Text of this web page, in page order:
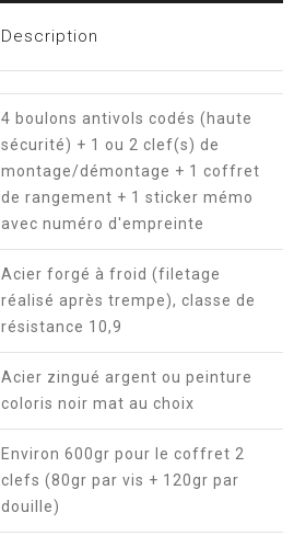
Description
4 boulons antivols codés (haute
sécurité) + 1 ou 2 clef(s) de
montage/démontage + 1 coffret
de rangement + 1 sticker mémo
avec numéro d'empreinte
Acier forgé à froid (filetage
réalisé après trempe), classe de
résistance 10,9
Acier zingué argent ou peinture
coloris noir mat au choix
Environ 600gr pour le coffret 2
clefs (80gr par vis + 120gr par
douille)